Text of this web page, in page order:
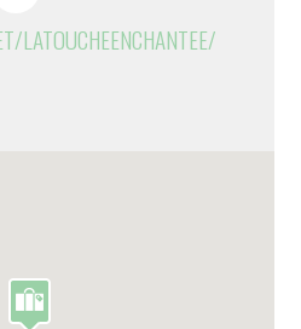
LATOUCHEENCHANTEE/